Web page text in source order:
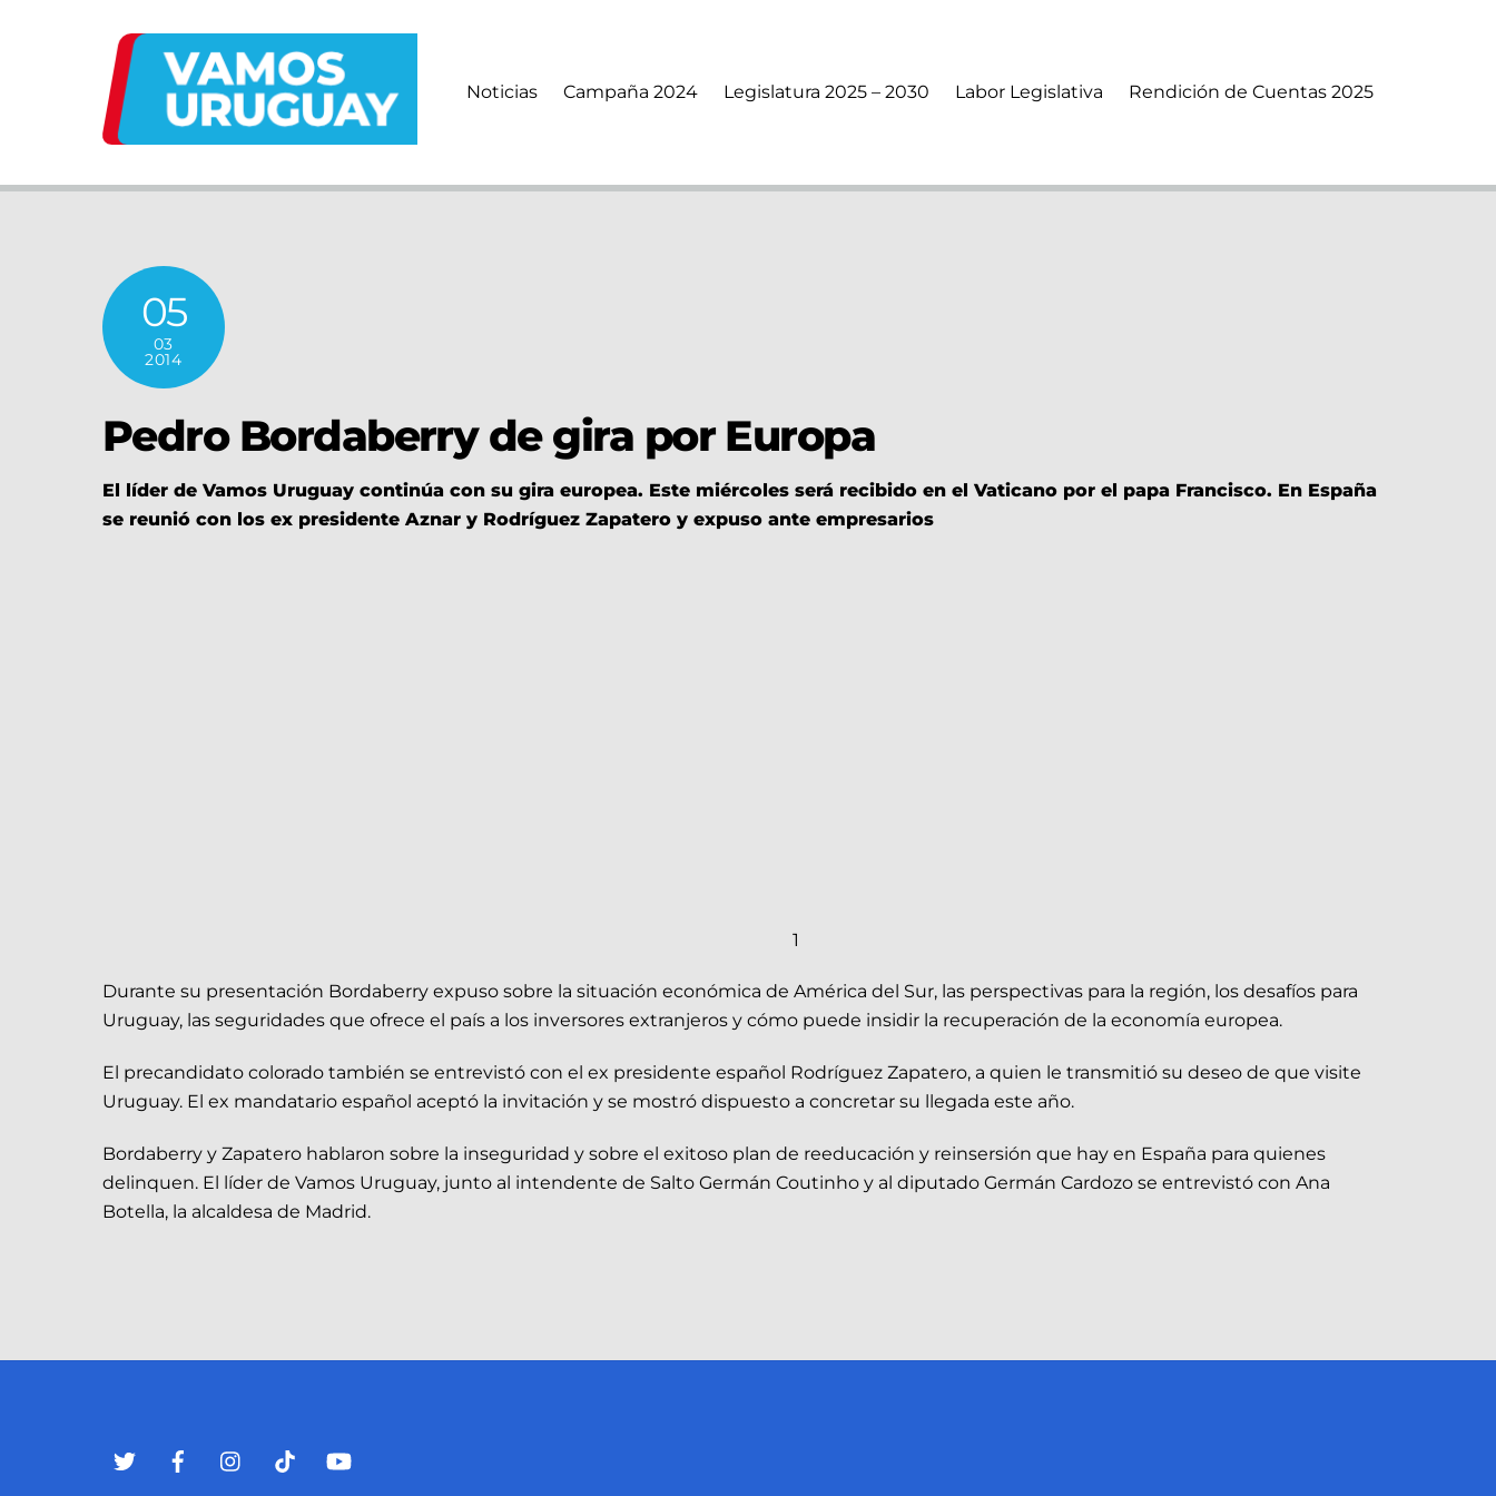
Noticias
Campaña 2024 Legislatura 2025 – 2030 Labor Legislativa Rendición de Cuentas 2025
05
03
2014
Pedro Bordaberry de gira por Europa
El líder de Vamos Uruguay continúa con su gira europea. Este miércoles será recibido en el Vaticano por el papa Francisco. En España
se reunió con los ex presidente Aznar y Rodríguez Zapatero y expuso ante empresarios
1
Durante su presentación Bordaberry expuso sobre la situación económica de América del Sur, las perspectivas para la región, los desafíos para
Uruguay, las seguridades que ofrece el país a los inversores extranjeros y cómo puede insidir la recuperación de la economía europea.
El precandidato colorado también se entrevistó con el ex presidente español Rodríguez Zapatero, a quien le transmitió su deseo de que visite
Uruguay. El ex mandatario español aceptó la invitación y se mostró dispuesto a concretar su llegada este año.
Bordaberry y Zapatero hablaron sobre la inseguridad y sobre el exitoso plan de reeducación y reinsersión que hay en España para quienes
delinquen. El líder de Vamos Uruguay, junto al intendente de Salto Germán Coutinho y al diputado Germán Cardozo se entrevistó con Ana
Botella, la alcaldesa de Madrid.